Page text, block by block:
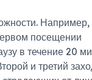
Например,
посещении
в течение 20
и третий